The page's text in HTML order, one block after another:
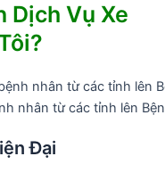
Dịch Vụ Xe
nhân từ các tỉnh lên
Đại